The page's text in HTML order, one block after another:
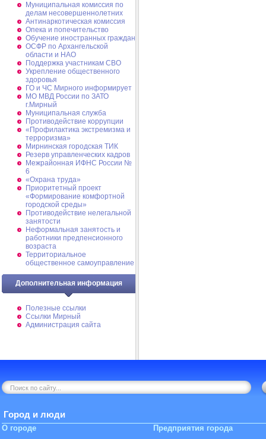
Муниципальная комиссия по
делам несовершеннолетних
Антинаркотическая комиссия
Опека и попечительство
Обучение иностранных граждан
ОСФР по Архангельской
области и НАО
Поддержка участникам СВО
Укрепление общественного
здоровья
ГО и ЧС Мирного информирует
МО МВД России по ЗАТО
г.Мирный
Муниципальная cлужба
Противодействие коррупции
«Профилактика экстремизма и
терроризма»
Мирнинская городская ТИК
Резерв управленческих кадров
Межрайонная ИФНС России №
6
«Охрана труда»
Приоритетный проект
«Формирование комфортной
городской среды»
Противодействие нелегальной
занятости
Неформальная занятость и
работники предпенсионного
возраста
Территориальное
общественное самоуправление
Дополнительная информация
Полезные ссылки
Ссылки Мирный
Администрация сайта
Город и люди
О городе Предприятия города